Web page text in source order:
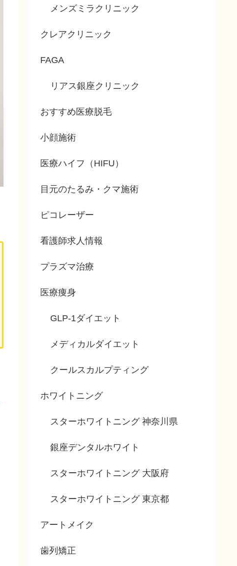
メンズミラクリニック
クレアクリニック
FAGA
リアス銀座クリニック
おすすめ医療脱毛
小顔施術
医療ハイフ（HIFU）
目元のたるみ・クマ施術
ピコレーザー
看護師求人情報
プラズマ治療
医療痩身
GLP-1ダイエット
メディカルダイエット
クールスカルプティング
ホワイトニング
スターホワイトニング 神奈川県
銀座デンタルホワイト
スターホワイトニング 大阪府
スターホワイトニング 東京都
アートメイク
歯列矯正